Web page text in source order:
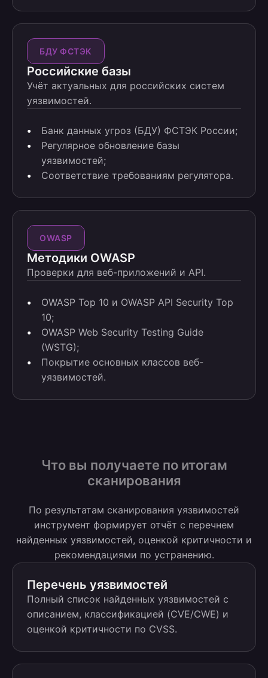
БДУ ФСТЭК
Российские базы
Учёт актуальных для российских систем
уязвимостей.
Банк данных угроз (БДУ) ФСТЭК России;
Регулярное обновление базы
уязвимостей;
Соответствие требованиям регулятора.
OWASP
Методики OWASP
Проверки для веб-приложений и API.
OWASP Top 10 и OWASP API Security Top
10;
OWASP Web Security Testing Guide
(WSTG);
Покрытие основных классов веб-
уязвимостей.
Что вы получаете по итогам
сканирования
По результатам сканирования уязвимостей
инструмент формирует отчёт с перечнем
найденных уязвимостей, оценкой критичности и
рекомендациями по устранению.
Перечень уязвимостей
Полный список найденных уязвимостей с
описанием, классификацией (CVE/CWE) и
оценкой критичности по CVSS.